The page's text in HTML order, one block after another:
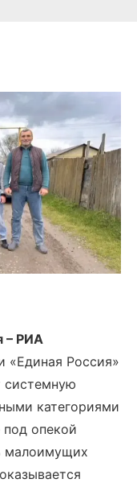
– РИА
«Единая Россия»
категориями
опекой
малоимущих